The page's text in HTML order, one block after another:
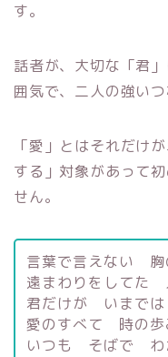
す。
話者が、大切な「君
囲気で、二人の強い
「愛」とはそれだけ
する」対象があって
せん。
言葉で言えない 胸
遠まわりをしてた
君だけが いまでは
愛のすべて 時の歩
いつも そばで わ